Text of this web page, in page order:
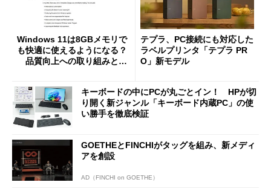
Windows 11は8GBメモリで
も快適に使えるようになる？
品質向上への取り組みと
テプラ、PC接続にも対応した
ラベルプリンタ「テプラ PR
O」新モデル
キーボードの中にPCが丸ごとイン！ HPが切
り開く新ジャンル「キーボード内蔵PC」の使
い勝手を徹底検証
GOETHEとFINCHIがタッグを組み、新メディ
アを創設
AD（FINCHI on GOETHE）